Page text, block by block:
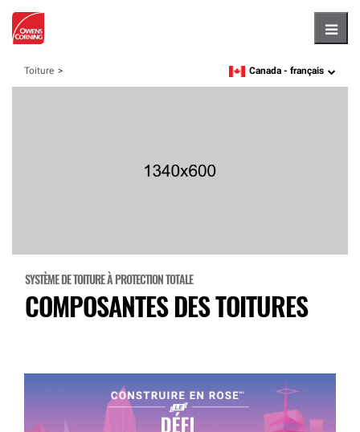
Toiture language
Canada - français
SYSTÈME DE TOITURE À PROTECTION TOTALE
COMPOSANTES DES TOITURES